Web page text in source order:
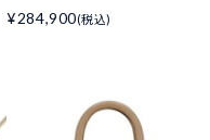
¥284,900(税込)